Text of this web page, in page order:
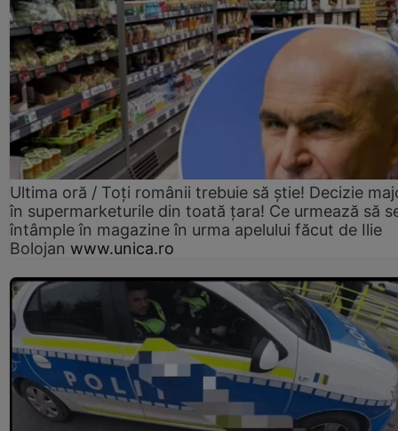
Ultima oră / Toți românii trebuie să știe! Decizie
în supermarketurile din toată țara! Ce urmează să
întâmple în magazine în urma apelului făcut de Ilie
Bolojan www.unica.ro